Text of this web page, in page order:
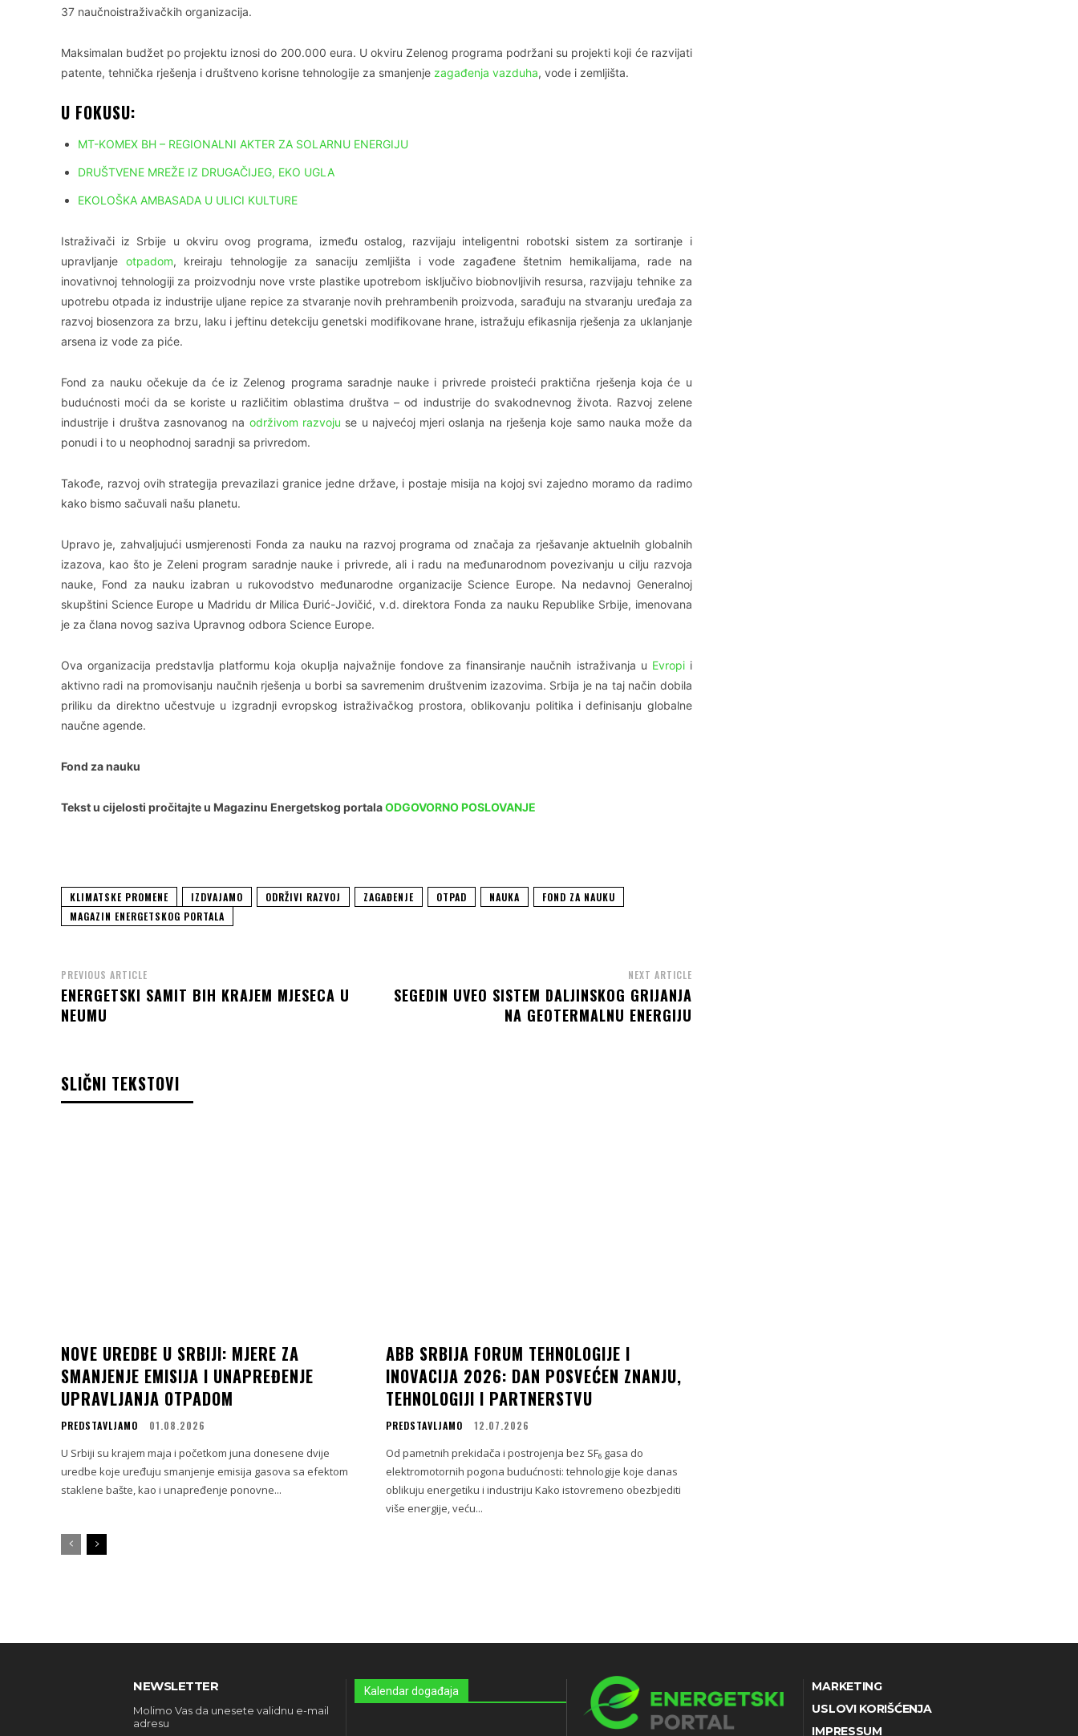
37 naučnoistraživačkih organizacija.
Maksimalan budžet po projektu iznosi do 200.000 eura. U okviru Zelenog programa podržani su projekti koji će razvijati
patente, tehnička rješenja i društveno korisne tehnologije za smanjenje zagađenja vazduha, vode i zemljišta.
U FOKUSU:
MT-KOMEX BH – REGIONALNI AKTER ZA SOLARNU ENERGIJU
DRUŠTVENE MREŽE IZ DRUGAČIJEG, EKO UGLA
EKOLOŠKA AMBASADA U ULICI KULTURE
Istraživači iz Srbije u okviru ovog programa, između ostalog, razvijaju inteligentni robotski sistem za sortiranje i
upravljanje otpadom, kreiraju tehnologije za sanaciju zemljišta i vode zagađene štetnim hemikalijama, rade na
inovativnoj tehnologiji za proizvodnju nove vrste plastike upotrebom isključivo biobnovljivih resursa, razvijaju tehnike za
upotrebu otpada iz industrije uljane repice za stvaranje novih prehrambenih proizvoda, sarađuju na stvaranju uređaja za
razvoj biosenzora za brzu, laku i jeftinu detekciju genetski modifikovane hrane, istražuju efikasnija rješenja za uklanjanje
arsena iz vode za piće.
Fond za nauku očekuje da će iz Zelenog programa saradnje nauke i privrede proisteći praktična rješenja koja će u
budućnosti moći da se koriste u različitim oblastima društva – od industrije do svakodnevnog života. Razvoj zelene
industrije i društva zasnovanog na održivom razvoju se u najvećoj mjeri oslanja na rješenja koje samo nauka može da
ponudi i to u neophodnoj saradnji sa privredom.
Takođe, razvoj ovih strategija prevazilazi granice jedne države, i postaje misija na kojoj svi zajedno moramo da radimo
kako bismo sačuvali našu planetu.
Upravo je, zahvaljujući usmjerenosti Fonda za nauku na razvoj programa od značaja za rješavanje aktuelnih globalnih
izazova, kao što je Zeleni program saradnje nauke i privrede, ali i radu na međunarodnom povezivanju u cilju razvoja
nauke, Fond za nauku izabran u rukovodstvo međunarodne organizacije Science Europe. Na nedavnoj Generalnoj
skupštini Science Europe u Madridu dr Milica Đurić-Jovičić, v.d. direktora Fonda za nauku Republike Srbije, imenovana
je za člana novog saziva Upravnog odbora Science Europe.
Ova organizacija predstavlja platformu koja okuplja najvažnije fondove za finansiranje naučnih istraživanja u Evropii
aktivno radi na promovisanju naučnih rješenja u borbi sa savremenim društvenim izazovima. Srbija je na taj način dobila
priliku da direktno učestvuje u izgradnji evropskog istraživačkog prostora, oblikovanju politika i definisanju globalne
naučne agende.
Fond za nauku
Tekst u cijelosti pročitajte u Magazinu Energetskog portalaODGOVORNO POSLOVANJE
KLIMATSKE PROMENE IZDVAJAMO ODRŽIVI RAZVOJ ZAGAĐENJE OTPAD NAUKA
FOND ZA NAUKU
MAGAZIN ENERGETSKOG PORTALA
PREVIOUS ARTICLE
ENERGETSKI SAMIT BIH KRAJEM MJESECA U
NEUMU
NEXT ARTICLE
SEGEDIN UVEO SISTEM DALJINSKOG GRIJANJA
NA GEOTERMALNU ENERGIJU
SLIČNI TEKSTOVI
NOVE UREDBE U SRBIJI: MJERE ZA
SMANJENJE EMISIJA I UNAPREĐENJE
UPRAVLJANJA OTPADOM
PREDSTAVLJAMO 01.08.2026
U Srbiji su krajem maja i početkom juna donesene dvije
uredbe koje uređuju smanjenje emisija gasova sa efektom
staklene bašte, kao i unapređenje ponovne...
ABB SRBIJA FORUM TEHNOLOGIJE I
INOVACIJA 2026: DAN POSVEĆEN ZNANJU,
TEHNOLOGIJI I PARTNERSTVU
PREDSTAVLJAMO 12.07.2026
Od pametnih prekidača i postrojenja bez SF₆ gasa do
elektromotornih pogona budućnosti: tehnologije koje danas
oblikuju energetiku i industriju Kako istovremeno obezbjediti
više energije, veću...
NEWSLETTER
Molimo Vas da unesete validnu e-mail
adresu
Kalendar događaja
MARKETING
USLOVI KORIŠĆENJA
IMPRESSUM